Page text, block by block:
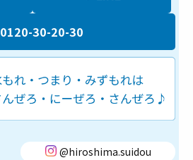
0120-30-20-30
@hiroshima.suidou